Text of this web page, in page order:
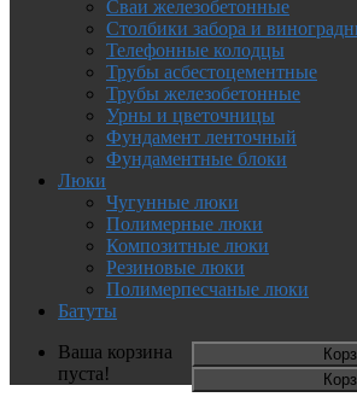
Сваи железобетонные
Столбики забора и
Телефонные колодцы
Трубы асбестоцементные
Трубы железобетонные
Урны и цветочницы
Фундамент ленточный
Фундаментные блоки
Люки
Чугунные люки
Полимерные люки
Композитные люки
Резиновые люки
Полимерпесчаные люки
Батуты
Ваша корзина
пуста!